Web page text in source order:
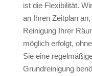
ist die Flexibilität.
an Ihren Zeitplan
Reinigung Ihrer
möglich erfolgt,
Sie eine
Grundreinigung